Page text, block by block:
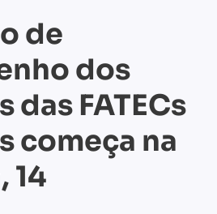
de
dos
das FATECs
começa na
14